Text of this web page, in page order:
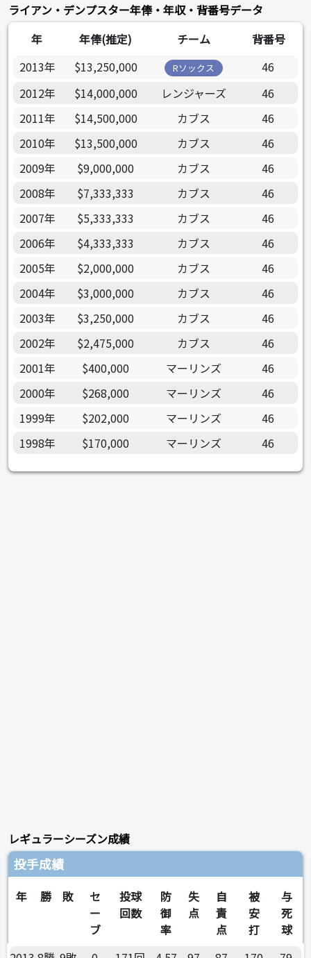
ライアン・デンプスター年俸・年収・背番号データ
年
年俸(推定) チーム
背番号
2013年
$13,250,000 Rソックス
46
2012年
$14,000,000 レンジャーズ
46
2011年
$14,500,000 カブス
46
2010年
$13,500,000 カブス
46
2009年
$9,000,000 カブス
46
2008年
$7,333,333 カブス
46
2007年
$5,333,333 カブス
46
2006年
$4,333,333 カブス
46
2005年
$2,000,000 カブス
46
2004年
$3,000,000 カブス
46
2003年
$3,250,000 カブス
46
2002年
$2,475,000 カブス
46
2001年
$400,000 マーリンズ
46
2000年
$268,000 マーリンズ
46
1999年
$202,000 マーリンズ
46
1998年
$170,000 マーリンズ 46
レギュラーシーズン成績
投手成績
年 勝 敗
セ
ー
ブ
投球
回数
防
御
率
失
点
自
責
点
被
安
打
与
死
球